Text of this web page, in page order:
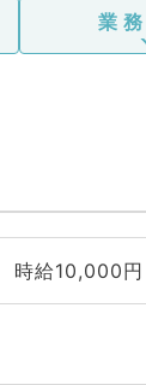
業
時給10,000円